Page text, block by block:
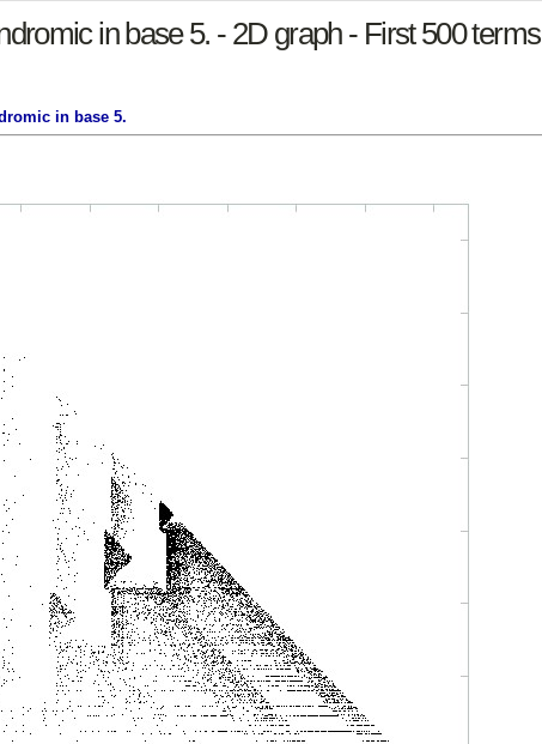
in base 5. - 2D graph - First 500 terms
in base 5.